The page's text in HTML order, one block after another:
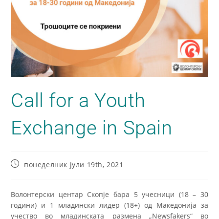
Call for a Youth
Exchange in Spain
понеделник јули 19th, 2021
Волонтерски центар Скопје бара 5 учесници (18 – 30
години) и 1 младински лидер (18+) од Македонија за
учество во младинската размена „Newsfakers“ во